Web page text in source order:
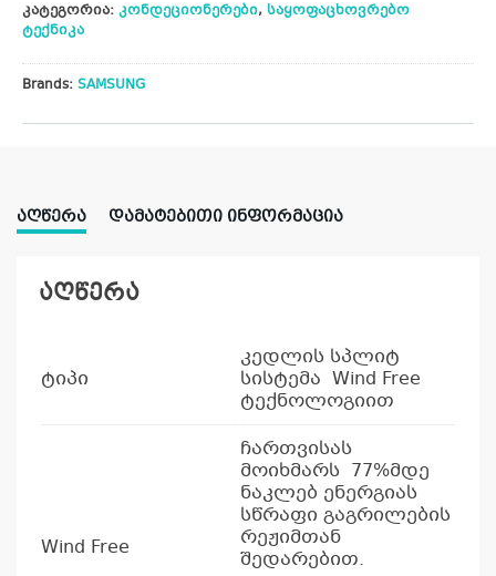
კატეგორია: კონდეციონერები, საყოფაცხოვრებო
ტექნიკა
Brands: SAMSUNG
ᲐᲦᲬᲔᲠᲐ ᲓᲐᲛᲐᲢᲔᲑᲘᲗᲘ ᲘᲜᲤᲝᲠᲛᲐᲪᲘᲐ
აღწერა
ტიპი
კედლის სპლიტ
სისტემა Wind Free
ტექნოლოგიით
Wind Free
ჩართვისას
მოიხმარს 77%მდე
ნაკლებ ენერგიას
სწრაფი გაგრილების
რეჟიმთან
შედარებით.